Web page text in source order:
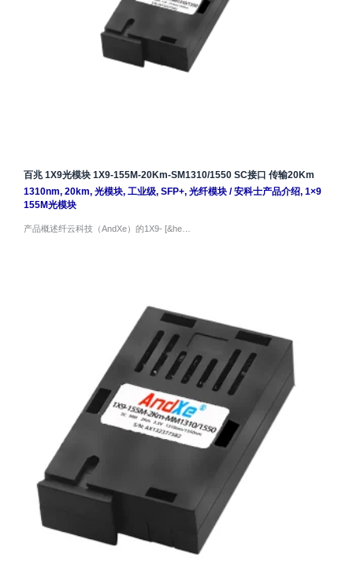
百兆 1X9光模块 1X9-155M-20Km-SM1310/1550 SC接口 传输20Km
1310nm, 20km, 光模块, 工业级, SFP+, 光纤模块/安科士产品介绍, 1×9
155M光模块
产品概述纤云科技（AndXe）的1X9- [&he…